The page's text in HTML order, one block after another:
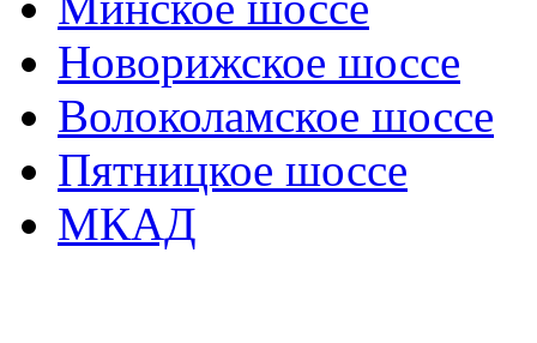
Новорижское шоссе
Волоколамское шоссе
Пятницкое шоссе
МКАД